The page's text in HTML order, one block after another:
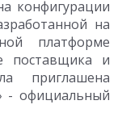
конфигурации
на
платформе
поставщика и
приглашена
- официальный